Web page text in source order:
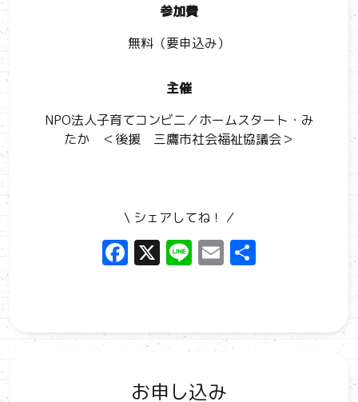
参加費
無料（要申込み）
主催
NPO法人子育てコンビ二／ホームスタート・み
たか ＜後援 三鷹市社会福祉協議会＞
\ シェアしてね！ ⁄
F
b
o
o
X Li E
お申し込み